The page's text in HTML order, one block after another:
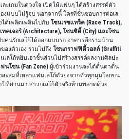
ะเกมในดวงใจ เปิดให้แฟนๆ ได้สร้างสรรค์ตัว
องแบบไม่รู้จบ นอกจากนี้ ใครที่ชื่นชอบการต่อเล
ด้เพลิดเพลินไปกับ โซนเรซแทร็ค (Race Track),
คเจอร์ (Architecture), โซนซิตี้ (City) และโซน
บคนรักเลโก้ได้ออกแบบรถ อาคารตึกรามบ้าน
องตัวเอง รวมไปถึง โซนกราฟฟิตี้วอลล์ (Graffiti
ลโก้หยิบเอาชิ้นส่วนไปสร้างสรรค์ผลงานศิลปะ
นโซน (Fan Zone) ผู้เข้าร่วมงานจะได้ตื่นตาตื่น
ะสมที่เหล่าแฟนเลโก้ตัวยงจากทั่วทุกมุมโลกขน
ที่ผ่านมา สาวกเลโก้ตัวจริงห้ามพลาดด้วย